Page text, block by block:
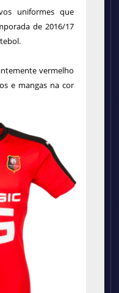
uniformes que
de 2016/17
vermelho
e mangas na cor